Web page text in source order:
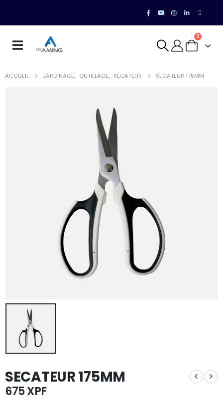
0
ACCUEIL JARDINAGE, OUTILLAGE, SÉCATEUR SECATEUR 175MM
SECATEUR 175MM
675XPF